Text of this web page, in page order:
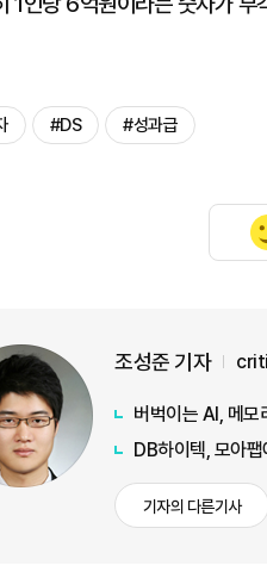
#DS #성과급
조성준 기자
버벅이는 AI, 메
DB하이텍, 모아
기자의 다른기사